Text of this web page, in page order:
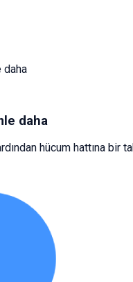
daha
daha
hücum hattına